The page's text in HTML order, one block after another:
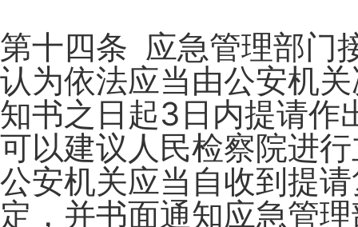
第十四条 应急管理部门
认为依法应当由公安机
知书之日起3日内提请作
可以建议人民检察院进
公安机关应当自收到提
定，并书面通知应急管